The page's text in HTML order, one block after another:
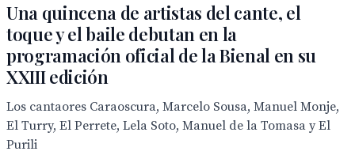
Una quincena de artistas del cante, el
toque y el baile debutan en la
programación oficial de la Bienal en su
XXIII edición
Los cantaores Caraoscura, Marcelo Sousa, Manuel Monje,
El Turry, El Perrete, Lela Soto, Manuel de la Tomasa y El
Purili